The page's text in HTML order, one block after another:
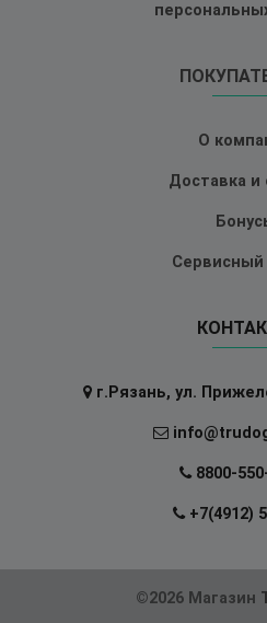
О
Доставка и
Сервисный
г.Рязань, ул.
8800-
+7(4912)
©2026 Магазин